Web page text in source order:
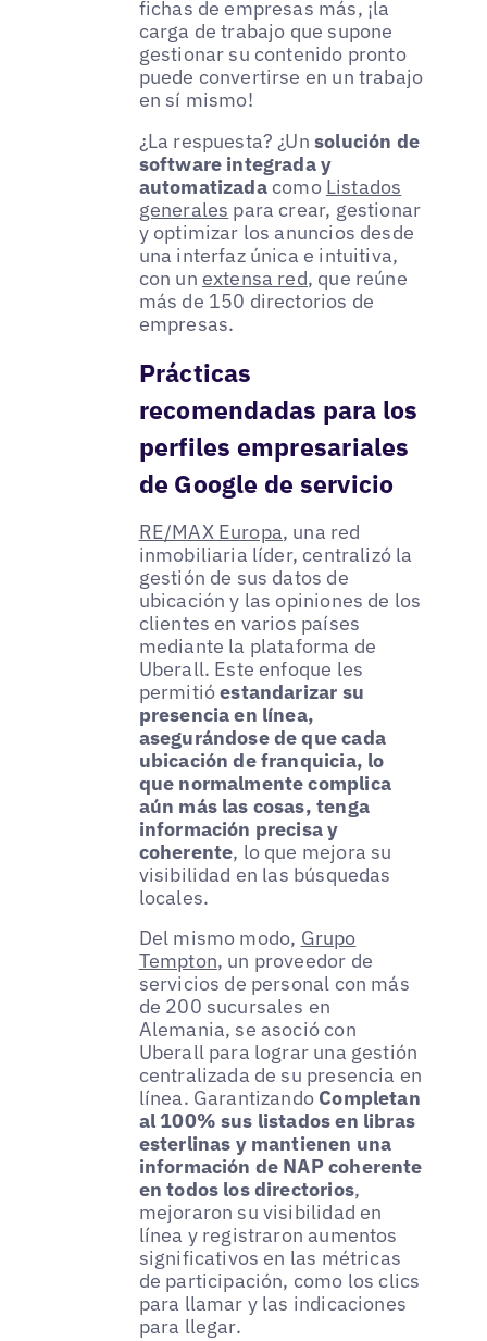
fichas de empresas más, ¡la
carga de trabajo que supone
gestionar su contenido pronto
puede convertirse en un trabajo
en sí mismo!
¿La respuesta? ¿Unsolución de
software integrada y
automatizadacomo Listados
generales para crear, gestionar
y optimizar los anuncios desde
una interfaz única e intuitiva,
con un extensa red, que reúne
más de 150 directorios de
empresas.
Prácticas
recomendadas para los
perfiles empresariales
de Google de servicio
RE/MAX Europa, una red
inmobiliaria líder, centralizó la
gestión de sus datos de
ubicación y las opiniones de los
clientes en varios países
mediante la plataforma de
Uberall. Este enfoque les
permitióestandarizar su
presencia en línea,
asegurándose de que cada
ubicación de franquicia, lo
que normalmente complica
aún más las cosas, tenga
información precisa y
coherente, lo que mejora su
visibilidad en las búsquedas
locales.
Del mismo modo, Grupo
Tempton, un proveedor de
servicios de personal con más
de 200 sucursales en
Alemania, se asoció con
Uberall para lograr una gestión
centralizada de su presencia en
línea. Garantizando Completan
al 100% sus listados en libras
esterlinas y mantienen una
información de NAP coherente
en todos los directorios,
mejoraron su visibilidad en
línea y registraron aumentos
significativos en las métricas
de participación, como los clics
para llamar y las indicaciones
para llegar.